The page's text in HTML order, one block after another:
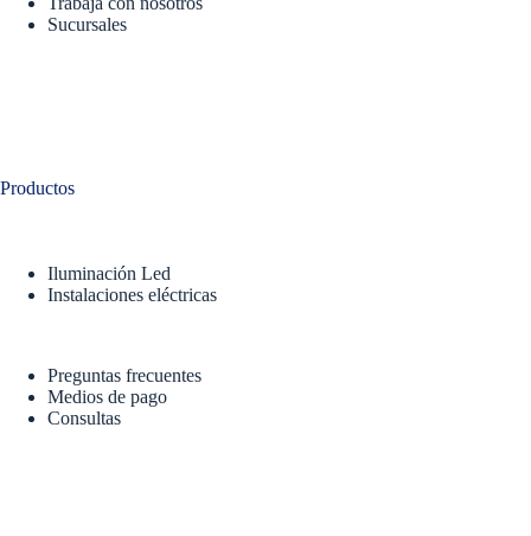
Sucursales
Productos
Iluminación Led
Instalaciones eléctricas
Preguntas frecuentes
Medios de pago
Consultas